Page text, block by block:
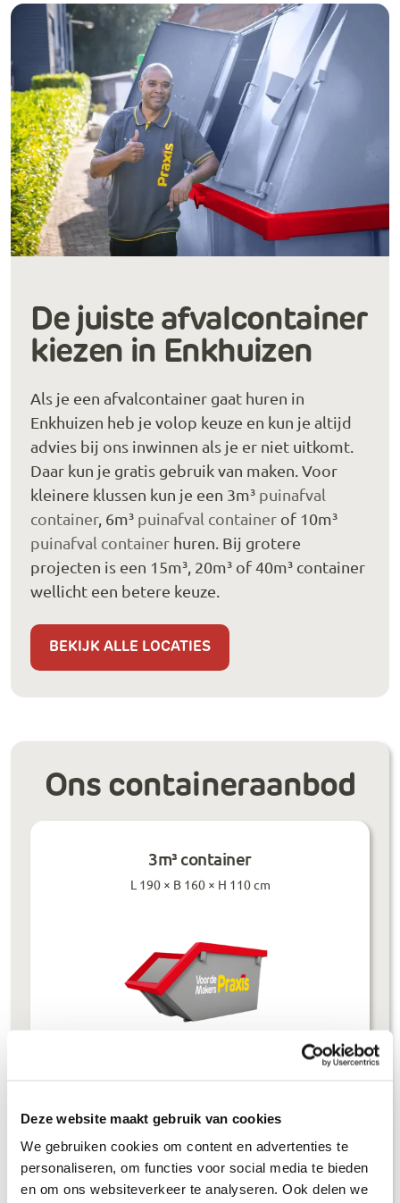
Deze website maakt gebruik van cookies
We gebruiken cookies om content en advertenties te
personaliseren, om functies voor social media te bieden
en om ons websiteverkeer te analyseren. Ook delen we
De juiste afvalcontainer
kiezen in Enkhuizen
Als je een afvalcontainer gaat huren in
Enkhuizen heb je volop keuze en kun je altijd
advies bij ons inwinnen als je er niet uitkomt.
Daar kun je gratis gebruik van maken. Voor
kleinere klussen kun je een 3m³ puinafval
container, 6m³ puinafval container of 10m³
puinafval container huren. Bij grotere
projecten is een 15m³, 20m³ of 40m³ container
wellicht een betere keuze.
BEKIJK ALLE LOCATIES
Ons containeraanbod
3m³ container
L 190 × B 160 × H 110 cm
Bouwafval €304,-
Puinafval €179,-